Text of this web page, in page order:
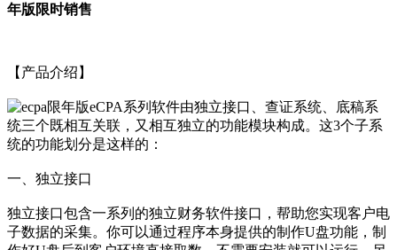
年版限时销售
【产品介绍】
eCPA系列软件由独立接口、查证系统、底稿系
统三个既相互关联，又相互独立的功能模块构成。这3个子系
统的功能划分是这样的：
一、独立接口
独立接口包含一系列的独立财务软件接口，帮助您实现客户电
子数据的采集。你可以通过程序本身提供的制作U盘功能，制